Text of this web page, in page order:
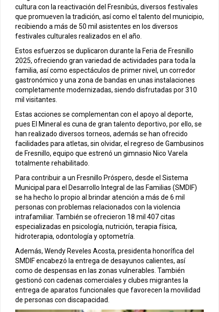
cultura con la reactivación del Fresnibús, diversos festivales
que promueven la tradición, así como el talento del municipio,
recibiendo a más de 50 mil asistentes en los diversos
festivales culturales realizados en el año.
Estos esfuerzos se duplicaron durante la Feria de Fresnillo
2025, ofreciendo gran variedad de actividades para toda la
familia, así como espectáculos de primer nivel, un corredor
gastronómico y una zona de bandas en unas instalaciones
completamente modernizadas, siendo disfrutadas por 310
mil visitantes.
Estas acciones se complementan con el apoyo al deporte,
pues El Mineral es cuna de gran talento deportivo, por ello, se
han realizado diversos torneos, además se han ofrecido
facilidades para atletas, sin olvidar, el regreso de Gambusinos
de Fresnillo, equipo que estrenó un gimnasio Nico Varela
totalmente rehabilitado.
Para contribuir a un Fresnillo Próspero, desde el Sistema
Municipal para el Desarrollo Integral de las Familias (SMDIF)
se ha hecho lo propio al brindar atención a más de 6 mil
personas con problemas relacionados con la violencia
intrafamiliar. También se ofrecieron 18 mil 407 citas
especializadas en psicología, nutrición, terapia física,
hidroterapia, odontología y optometría.
Además, Wendy Reveles Acosta, presidenta honorífica del
SMDIF encabezó la entrega de desayunos calientes, así
como de despensas en las zonas vulnerables. También
gestionó con cadenas comerciales y clubes migrantes la
entrega de aparatos funcionales que favorecen la movilidad
de personas con discapacidad.